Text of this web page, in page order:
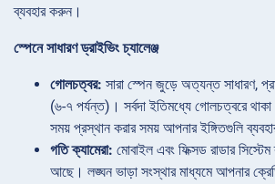
ব্যবহার করুন।
স্পেনে সাধারণ ড্রাইভিং চ্যালেঞ্জ
গোলচত্বর: সারা স্পেন জুড়ে অত্যন্ত সাধারণ,
(৬-৭ পর্যন্ত)। সর্বদা ইতিমধ্যে গোলচত্বরে থাকা
সময় প্রস্থান করার সময় আপনার ইঙ্গিতগুলি
গতি ক্যামেরা: মোবাইল এবং ফিক্সড রাডার
আছে। লঙ্ঘন ভাড়া সংস্থার মাধ্যমে আপনার